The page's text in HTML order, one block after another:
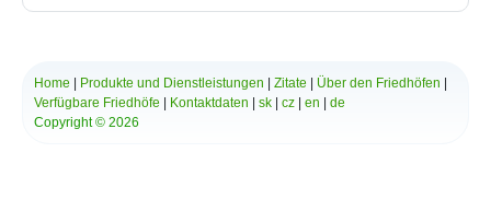
Home Produkte und Dienstleistungen Zitate Über den Friedhöfen
Verfügbare Friedhöfe
Kontaktdaten sk cz en
de
Copyright © 2026